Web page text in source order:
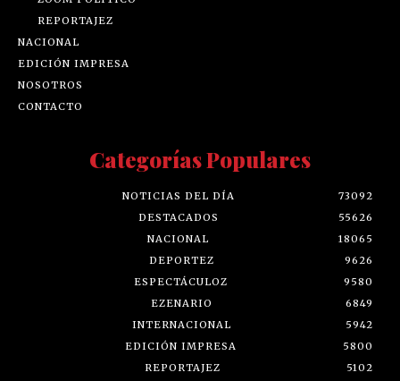
REPORTAJEZ
NACIONAL
EDICIÓN IMPRESA
NOSOTROS
CONTACTO
Categorías Populares
NOTICIAS DEL DÍA
73092
DESTACADOS
55626
NACIONAL
18065
DEPORTEZ
9626
ESPECTÁCULOZ
9580
EZENARIO
6849
INTERNACIONAL
5942
EDICIÓN IMPRESA
5800
REPORTAJEZ
5102